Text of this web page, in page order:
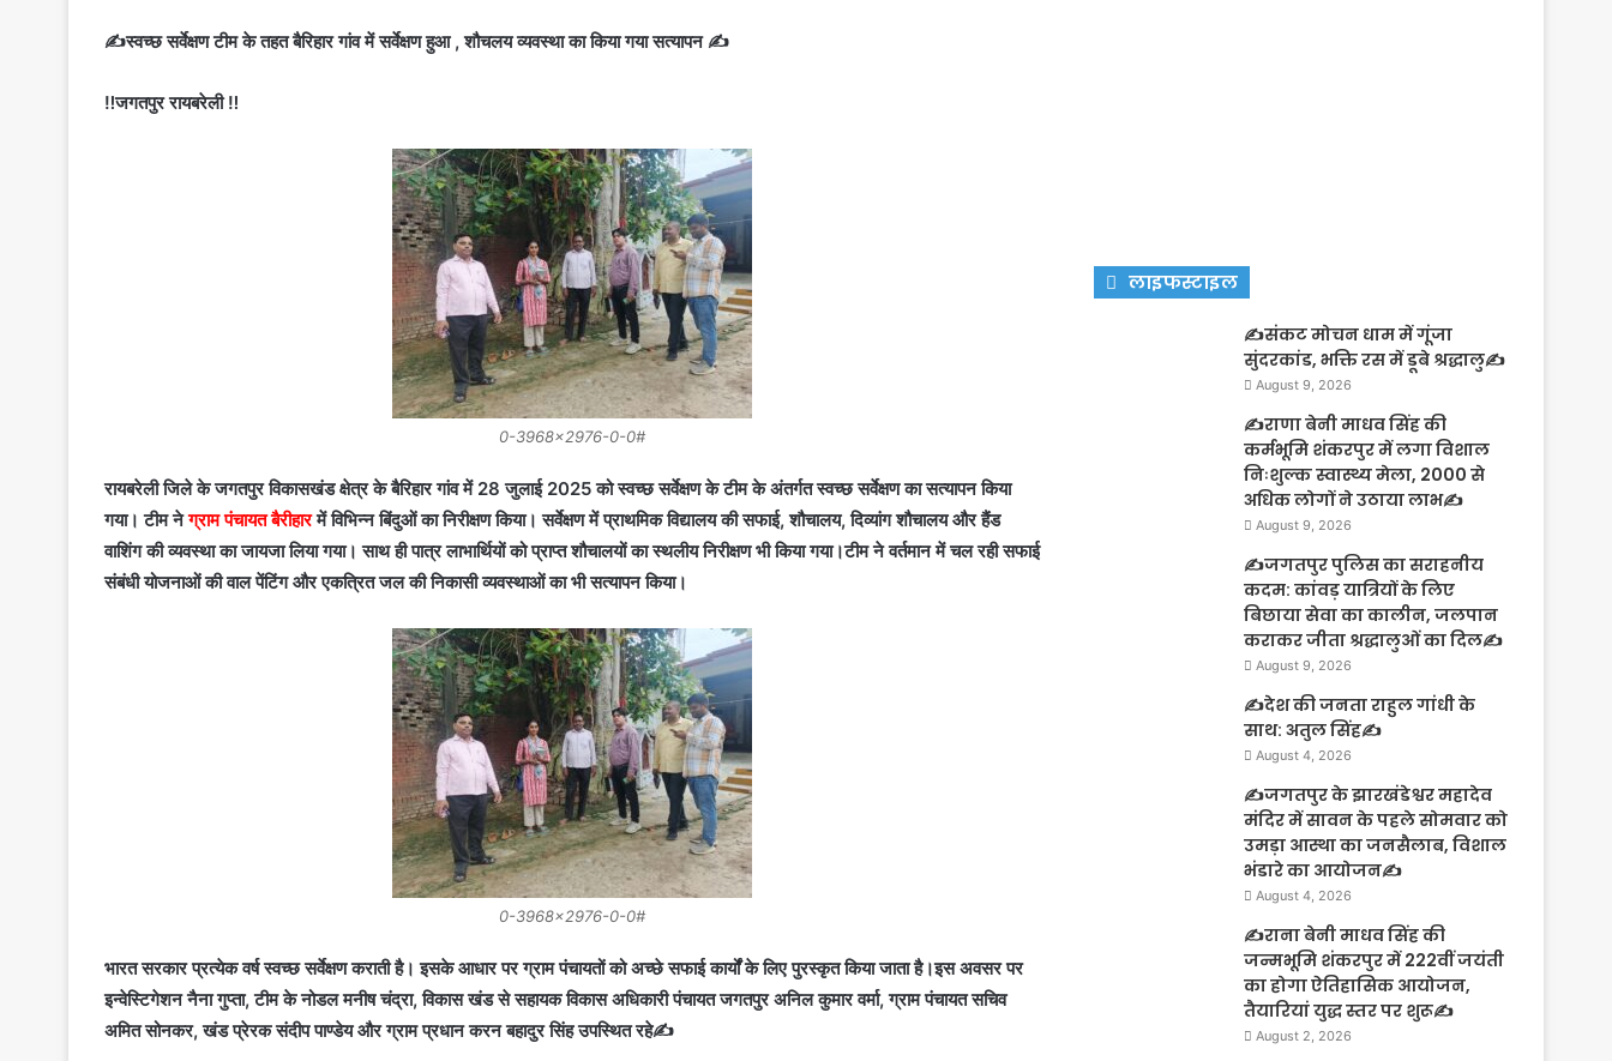
✍️स्वच्छ सर्वेक्षण टीम के तहत बैरिहार गांव में सर्वेक्षण हुआ , शौचलय व्यवस्था का किया गया सत्यापन ✍️
‼️जगतपुर रायबरेली ‼️
0-3968×2976-0-0#
रायबरेली जिले के जगतपुर विकासखंड क्षेत्र के बैरिहार गांव में 28 जुलाई 2025 को स्वच्छ सर्वेक्षण के टीम के अंतर्गत स्वच्छ सर्वेक्षण का सत्यापन किया
गया। टीम नेग्राम पंचायत बैरीहारमें विभिन्न बिंदुओं का निरीक्षण किया।सर्वेक्षण में प्राथमिक विद्यालय की सफाई, शौचालय, दिव्यांग शौचालय और हैंड
वाशिंग की व्यवस्था का जायजा लिया गया। साथ ही पात्र लाभार्थियों को प्राप्त शौचालयों का स्थलीय निरीक्षण भी किया गया।टीम ने वर्तमान में चल रही सफाई
संबंधी योजनाओं की वाल पेंटिंग और एकत्रित जल की निकासी व्यवस्थाओं का भी सत्यापन किया।
0-3968×2976-0-0#
भारत सरकार प्रत्येक वर्ष स्वच्छ सर्वेक्षण कराती है। इसके आधार पर ग्राम पंचायतों को अच्छे सफाई कार्यों के लिए पुरस्कृत किया जाता है।इस अवसर पर
इन्वेस्टिगेशन नैना गुप्ता, टीम के नोडल मनीष चंद्रा, विकास खंड से सहायक विकास अधिकारी पंचायत जगतपुर अनिल कुमार वर्मा, ग्राम पंचायत सचिव
अमित सोनकर, खंड प्रेरक संदीप पाण्डेय और ग्राम प्रधान करन बहादुर सिंह उपस्थित रहे✍️
लाइफस्टाइल
✍️संकट मोचन धाम में गूंजा
सुंदरकांड, भक्ति रस में डूबे श्रद्धालु✍️
August 9, 2026
✍️राणा बेनी माधव सिंह की
कर्मभूमि शंकरपुर में लगा विशाल
निःशुल्क स्वास्थ्य मेला, 2000 से
अधिक लोगों ने उठाया लाभ✍️
August 9, 2026
✍️जगतपुर पुलिस का सराहनीय
कदम: कांवड़ यात्रियों के लिए
बिछाया सेवा का कालीन, जलपान
कराकर जीता श्रद्धालुओं का दिल✍️
August 9, 2026
✍️देश की जनता राहुल गांधी के
साथ: अतुल सिंह✍️
August 4, 2026
✍️जगतपुर के झारखंडेश्वर महादेव
मंदिर में सावन के पहले सोमवार को
उमड़ा आस्था का जनसैलाब, विशाल
भंडारे का आयोजन✍️
August 4, 2026
✍️राना बेनी माधव सिंह की
जन्मभूमि शंकरपुर में 222वीं जयंती
का होगा ऐतिहासिक आयोजन,
तैयारियां युद्ध स्तर पर शुरू✍️
August 2, 2026